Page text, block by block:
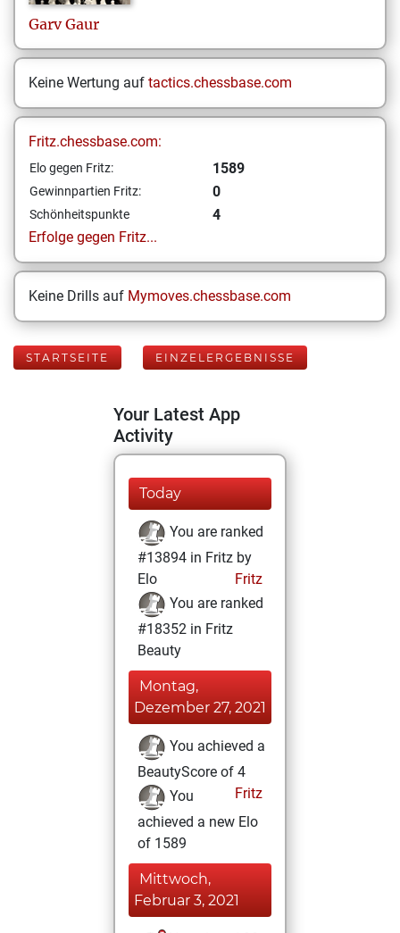
Garv Gaur
Keine Wertung auf tactics.chessbase.com
Fritz.chessbase.com:
Elo gegen Fritz: 1589
Gewinnpartien Fritz: 0
Schönheitspunkte
4
Erfolge gegen Fritz...
Keine Drills auf Mymoves.chessbase.com
STARTSEITE EINZELERGEBNISSE
Your Latest App
Activity
Today
You are ranked
#13894 in Fritz by
Elo
Fritz
You are ranked
#18352 in Fritz
Beauty
Montag,
Dezember 27, 2021
You achieved a
BeautyScore of 4
Fritz
You
achieved a new Elo
of 1589
Mittwoch,
Februar 3, 2021